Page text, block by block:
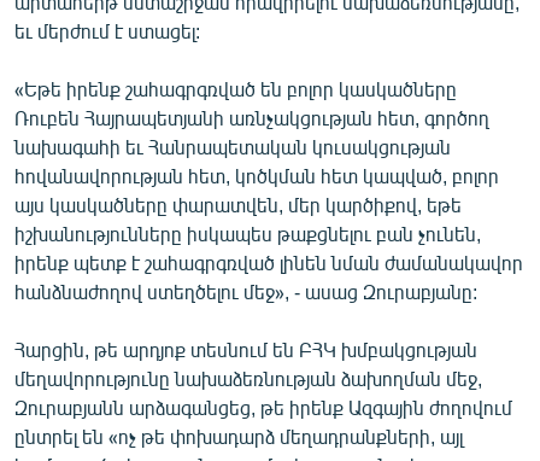
եւ մերժում է ստացել:
«Եթե իրենք շահագրգռված են բոլոր կասկածները
Ռուբեն Հայրապետյանի առնչակցության հետ, գործող
նախագահի եւ Հանրապետական կուսակցության
հովանավորության հետ, կոծկման հետ կապված, բոլոր
այս կասկածները փարատվեն, մեր կարծիքով, եթե
իշխանությունները իսկապես թաքցնելու բան չունեն,
իրենք պետք է շահագրգռված լինեն նման ժամանակավոր
հանձնաժողով ստեղծելու մեջ», - ասաց Զուրաբյանը:
Հարցին, թե արդյոք տեսնում են ԲՀԿ խմբակցության
մեղավորությունը նախաձեռնության ձախողման մեջ,
Զուրաբյանն արձագանցեց, թե իրենք Ազգային ժողովում
ընտրել են «ոչ թե փոխադարձ մեղադրանքների, այլ